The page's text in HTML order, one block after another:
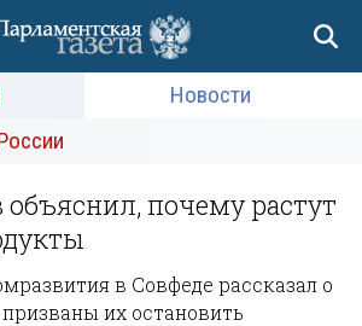
Новости
почему растут
в Совфеде рассказал о
их остановить